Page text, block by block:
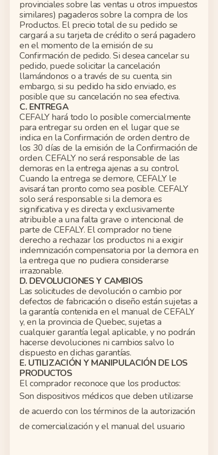
provinciales sobre las ventas u otros impuestos
similares) pagaderos sobre la compra de los
Productos. El precio total de su pedido se
cargará a su tarjeta de crédito o será pagadero
en el momento de la emisión de su
Confirmación de pedido. Si desea cancelar su
pedido, puede solicitar la cancelación
llamándonos o a través de su cuenta, sin
embargo, si su pedido ha sidoenviado, es
posible que su cancelación no sea efectiva.
C. ENTREGA
CEFALY hará todo lo posible comercialmente
para entregar su orden en el lugar que se
indica en la Confirmación de orden dentro de
los 30 días de la emisión de la Confirmación de
orden. CEFALY no será responsable de las
demoras en la entrega ajenas a su control.
Cuando la entrega se demore, CEFALY le
avisará tan pronto como sea posible. CEFALY
solo será responsable si la demora es
significativa y es directa y exclusivamente
atribuible a una falta grave o intencional de
parte de CEFALY. El comprador no tiene
derecho a rechazar los productos ni a exigir
indemnización compensatoria por la demora en
la entrega que no pudiera considerarse
irrazonable.
D. DEVOLUCIONES Y CAMBIOS
Las solicitudes de devolución o cambio por
defectos de fabricación o diseño están sujetas a
la garantía contenida en el manual de CEFALY
y, en la provincia de Quebec, sujetas a
cualquier garantía legal aplicable, y no podrán
hacerse devoluciones ni cambios salvo lo
dispuesto en dichas garantías.
E. UTILIZACIÓN Y MANIPULACIÓN DE LOS
PRODUCTOS
El comprador reconoce que los productos:
Son dispositivos médicos que deben utilizarse
de acuerdo con los términos de la autorización
de comercialización y el manual del usuario